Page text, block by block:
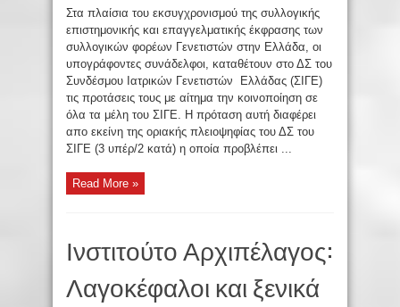
Στα πλαίσια του εκσυγχρονισμού της συλλογικής
επιστημονικής και επαγγελματικής έκφρασης των
συλλογικών φορέων Γενετιστών στην Ελλάδα, οι
υπογράφοντες συνάδελφοι, καταθέτουν στο ΔΣ του
Συνδέσμου Ιατρικών Γενετιστών Ελλάδας (ΣΙΓΕ)
τις προτάσεις τους με αίτημα την κοινοποίηση σε
όλα τα μέλη του ΣΙΓΕ. Η πρόταση αυτή διαφέρει
απο εκείνη της οριακής πλειοψηφίας του ΔΣ του
ΣΙΓΕ (3 υπέρ/2 κατά) η οποία προβλέπει ...
Read More »
Ινστιτούτο Αρχιπέλαγος:
Λαγοκέφαλοι και ξενικά